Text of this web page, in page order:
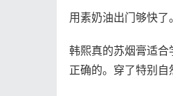
用素奶油出门够快了
韩熙真的苏烟膏适合
正确的。穿了特别自